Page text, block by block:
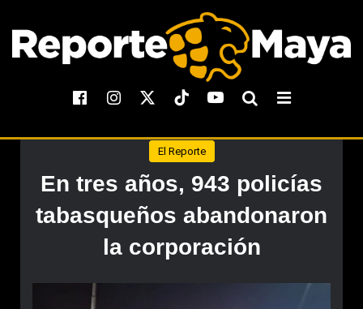
El Reporte
En tres años, 943 policías
tabasqueños abandonaron
la corporación